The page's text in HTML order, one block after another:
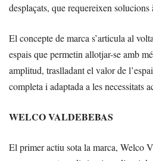
desplaçats, que requereixen
El concepte de marca s’articula al
espais que permetin allotjar-se amb
amplitud, traslladant el valor de
completa i adaptada a les necessitats
WELCO VALDEBEBAS
El primer actiu sota la marca, Welco